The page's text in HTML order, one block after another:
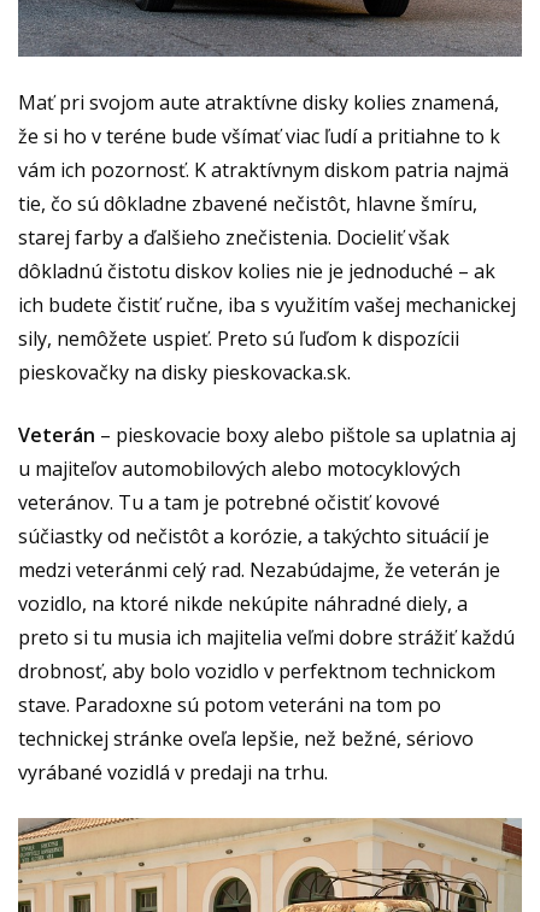
Mať pri svojom aute atraktívne disky kolies znamená,
že si ho v teréne bude všímať viac ľudí a pritiahne to k
vám ich pozornosť. K atraktívnym diskom patria najmä
tie, čo sú dôkladne zbavené nečistôt, hlavne šmíru,
starej farby a ďalšieho znečistenia. Docieliť však
dôkladnú čistotu diskov kolies nie je jednoduché – ak
ich budete čistiť ručne, iba s využitím vašej mechanickej
sily, nemôžete uspieť. Preto sú ľuďom k dispozícii
pieskovačky na disky pieskovacka.sk.
Veterán – pieskovacie boxy alebo pištole sa uplatnia aj
u majiteľov automobilových alebo motocyklových
veteránov. Tu a tam je potrebné očistiť kovové
súčiastky od nečistôt a korózie, a takýchto situácií je
medzi veteránmi celý rad. Nezabúdajme, že veterán je
vozidlo, na ktoré nikde nekúpite náhradné diely, a
preto si tu musia ich majitelia veľmi dobre strážiť každú
drobnosť, aby bolo vozidlo v perfektnom technickom
stave. Paradoxne sú potom veteráni na tom po
technickej stránke oveľa lepšie, než bežné, sériovo
vyrábané vozidlá v predaji na trhu.